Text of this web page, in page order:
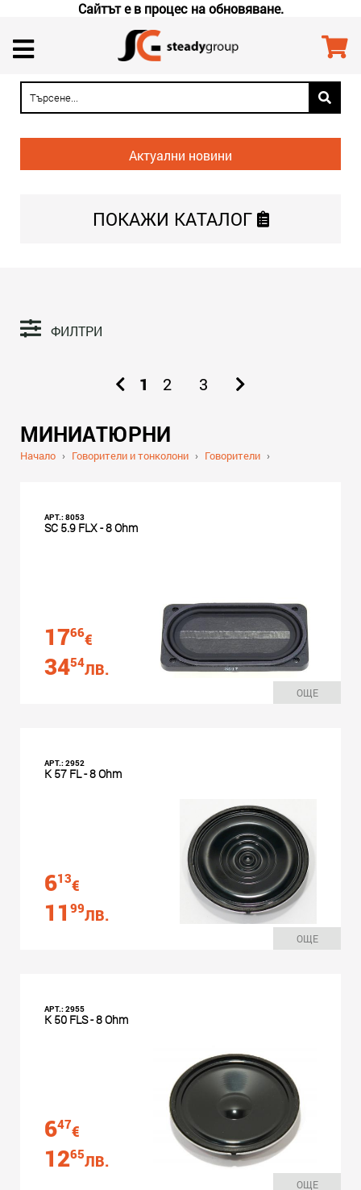
Сайтът е в процес на обновяване.
Актуални новини
ПОКАЖИ КАТАЛОГ
МИНИАТЮРНИ
Начало › Говорители и тонколони › Говорители ›
ФИЛТРИ
1 2 3
АРТ.: 8053
SC 5.9 FLX - 8 Ohm
1766€
3454ЛВ.
ОЩЕ
АРТ.: 2952
K 57 FL - 8 Ohm
613€
11 99ЛВ.
ОЩЕ
АРТ.: 2955
K 50 FLS - 8 Ohm
647€
1265ЛВ.
ОЩЕ